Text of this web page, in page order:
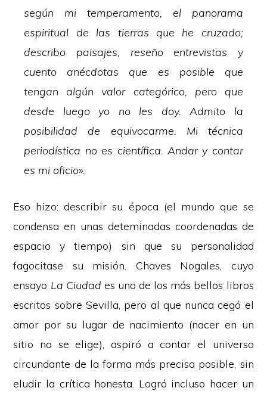
según mi temperamento, el panorama
espiritual de las tierras que he cruzado;
describo paisajes, reseño entrevistas y
cuento anécdotas que es posible que
tengan algún valor categórico, pero que
desde luego yo no les doy. Admito la
posibilidad de equivocarme. Mi técnica
periodística no es científica. Andar y contar
es mi oficio».
Eso hizo: describir su época (el mundo que se
condensa en unas deteminadas coordenadas de
espacio y tiempo) sin que su personalidad
fagocitase su misión. Chaves Nogales, cuyo
ensayo La Ciudad es uno de los más bellos libros
escritos sobre Sevilla, pero al que nunca cegó el
amor por su lugar de nacimiento (nacer en un
sitio no se elige), aspiró a contar el universo
circundante de la forma más precisa posible, sin
eludir la crítica honesta. Logró incluso hacer un